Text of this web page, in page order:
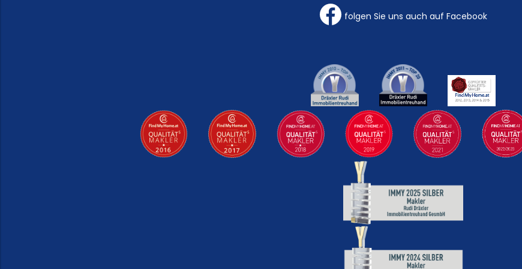
folgen Sie uns auch auf Facebook